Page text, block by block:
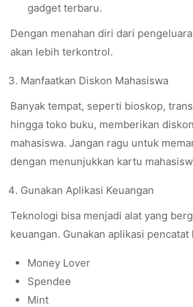
gadget terbaru.
Dengan menahan diri dari
akan lebih terkontrol.
Manfaatkan Diskon Mahasiswa
Banyak tempat, seperti bioskop,
hingga toko buku, memberikan
mahasiswa. Jangan ragu untuk
dengan menunjukkan kartu
Gunakan Aplikasi Keuangan
Teknologi bisa menjadi alat yang
keuangan. Gunakan aplikasi
Money Lover
Spendee
Mint